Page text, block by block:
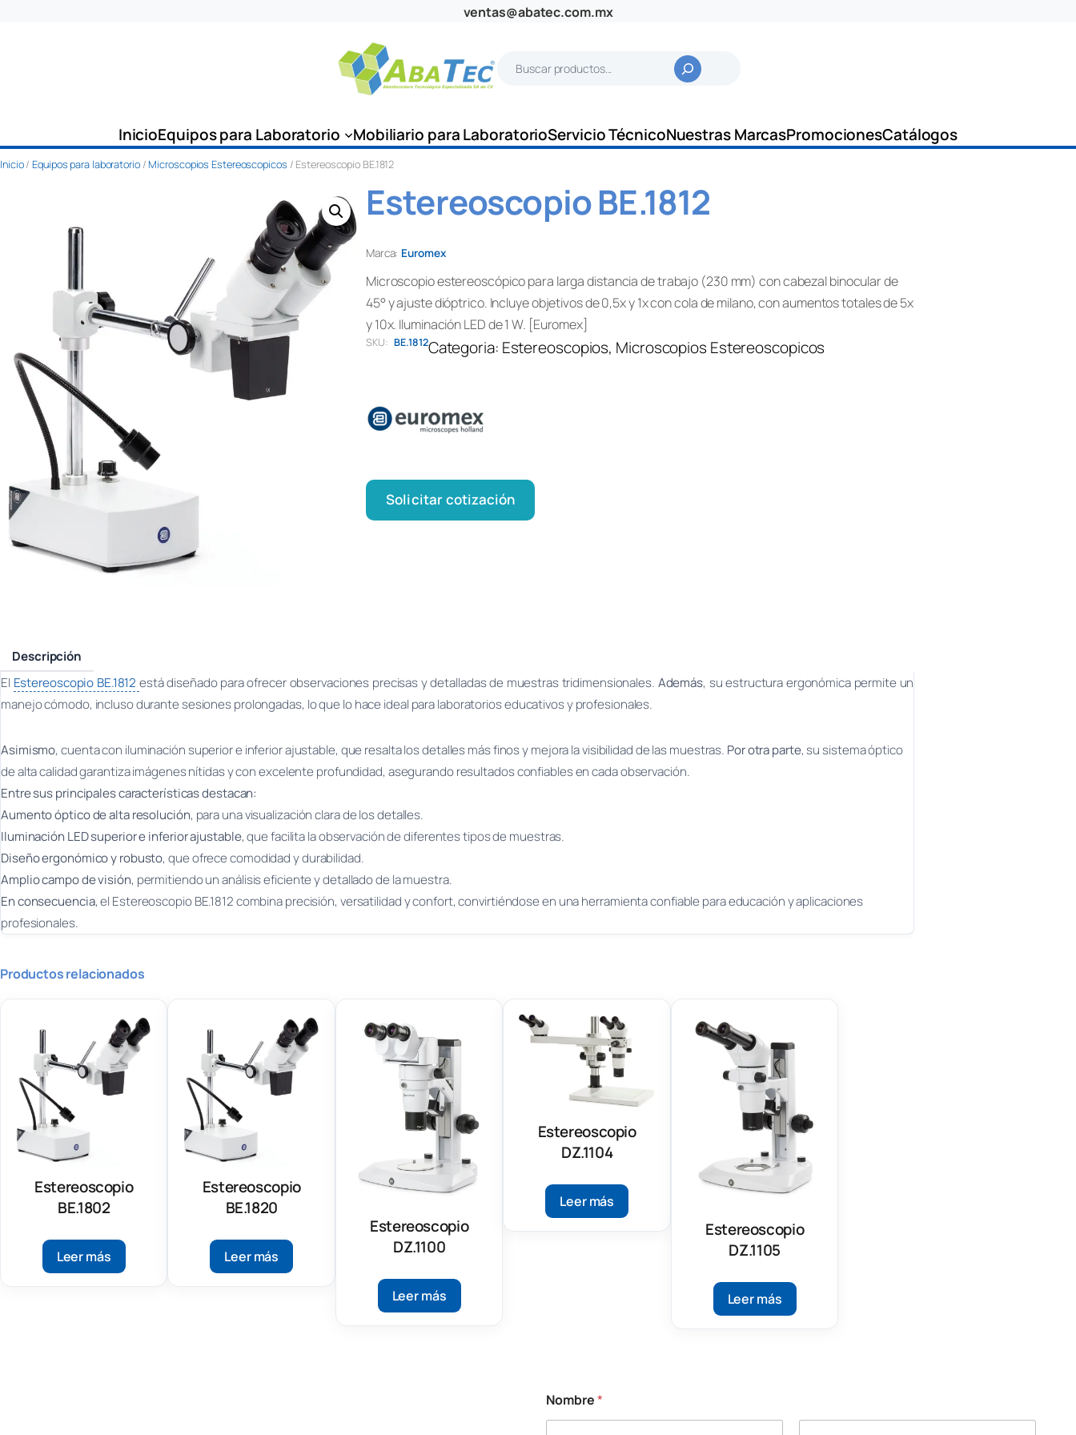
ventas@abatec.com.mx
c
a
InicioEquipos para Laboratorio Mobiliario para LaboratorioServicio TécnicoNuestras MarcasPromocionesCatálogos
Inicio/Equipos para laboratorio/Microscopios Estereoscopicos / Estereoscopio BE.1812
Estereoscopio BE.1812
Marca: Euromex
Microscopio estereoscópico para larga distancia de trabajo (230 mm) con cabezal binocular de
45° y ajuste dióptrico. Incluye objetivos de 0,5x y 1x con cola de milano, con aumentos totales de 5x
y 10x. Iluminación LED de 1 W. [Euromex]
SKU: BE.1812Categoria: Estereoscopios, Microscopios Estereoscopicos
Solicitar cotización
Descripción
El Estereoscopio BE.1812 está diseñado para ofrecer observaciones precisas y detalladas de muestras tridimensionales. Además, su estructura ergonómica permite un
manejo cómodo, incluso durante sesiones prolongadas, lo que lo hace ideal para laboratorios educativos y profesionales.
Asimismo, cuenta con iluminación superior e inferior ajustable, que resalta los detalles más finos y mejora la visibilidad de las muestras. Por otra parte, su sistema óptico
de alta calidad garantiza imágenes nítidas y con excelente profundidad, asegurando resultados confiables en cada observación.
Entre sus principales características destacan:
Aumento óptico de alta resolución, para una visualización clara de los detalles.
Iluminación LED superior e inferior ajustable, que facilita la observación de diferentes tipos de muestras.
Diseño ergonómico y robusto, que ofrece comodidad y durabilidad.
Amplio campo de visión, permitiendo un análisis eficiente y detallado de la muestra.
En consecuencia, el Estereoscopio BE.1812 combina precisión, versatilidad y confort, convirtiéndose en una herramienta confiable para educación y aplicaciones
profesionales.
Productos relacionados
Estereoscopio
BE.1802
Leer más
Estereoscopio
BE.1820
Leer más
Estereoscopio
DZ.1100
Leer más
Estereoscopio
DZ.1104
Leer más
Estereoscopio
DZ.1105
Leer más
Nombre*